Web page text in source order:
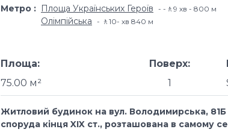
Метро Площа Українських Героїв -🚶9 хв - 800 м
Олімпійська 🚶10- хв​ 840 м
Площа:
75.00 м²
Поверх:
1
Житловий будинок на вул. Володимирська,
споруда кінця XIX ст., розташована в самому